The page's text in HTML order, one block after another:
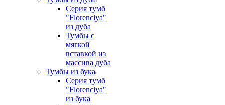
Серия тумб
"Florenciya"
из дуба
Тумбы с
мягкой
вставкой из
массива дуба
Тумбы из бука
Серия тумб
"Florenciya"
из бука